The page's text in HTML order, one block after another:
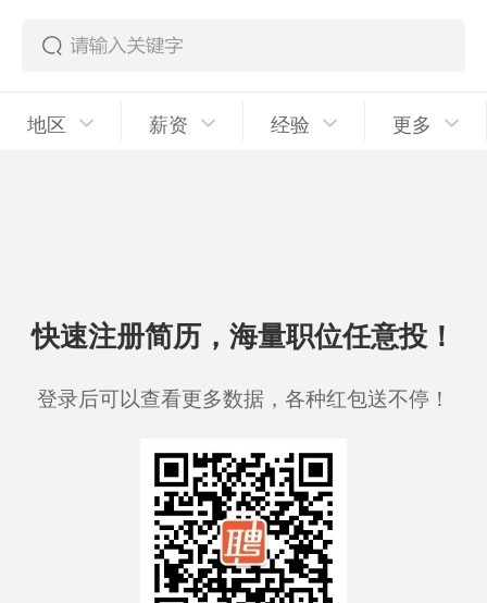
地区 薪资 经验 更多
快速注册简历，海量职位任意投！
登录后可以查看更多数据，各种红包送不停！